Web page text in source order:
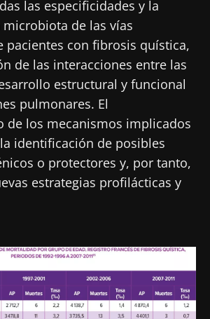
las especificidades y la
de las vías
pacientes con fibrosis quística,
de las interacciones entre las
estructural y funcional
pulmonares. El
de los mecanismos implicados
identificación de posibles
o protectores y, por tanto,
estrategias profilácticas y
ser redirigido y de dejar
el sitio web del Biocodex Microbiota
informado
de la microbiota para
y reciba el
y el "HCP Magazine" que
informado sobre la
registrarme para recibir más
Biocodex
lascondiciones generales
registrarme para recibir más
Biocodex
lascondiciones generales
política de protección de datosdel
Institute